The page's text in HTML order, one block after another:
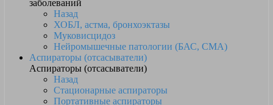
заболеваний
Назад
ХОБЛ, астма, бронхоэктазы
Муковисцидоз
Нейромышечные патологии (БАС, СМА)
Аспираторы (отсасыватели)
Аспираторы (отсасыватели)
Назад
Стационарные аспираторы
Портативные аспираторы